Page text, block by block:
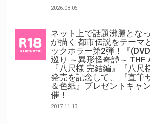
2026.08.06
ネット上で話題沸騰とな
が描く 都市伝説をテーマ
ックホラー第2弾！『
巡り ～異形怪奇譚～ THE
『八尺様 完結編』『八尺
発売を記念して、 『直筆
＆色紙』プレゼントキャ
催！
2017.11.13